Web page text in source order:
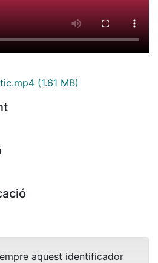
(1.61 MB)
aquest identificador